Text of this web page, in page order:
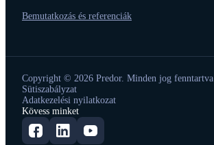
Bemutatkozás és referenciák
Copyright © 2026 Predor. Minden jog fenntartva
Sütiszabályzat
Adatkezelési nyilatkozat
Kövess minket